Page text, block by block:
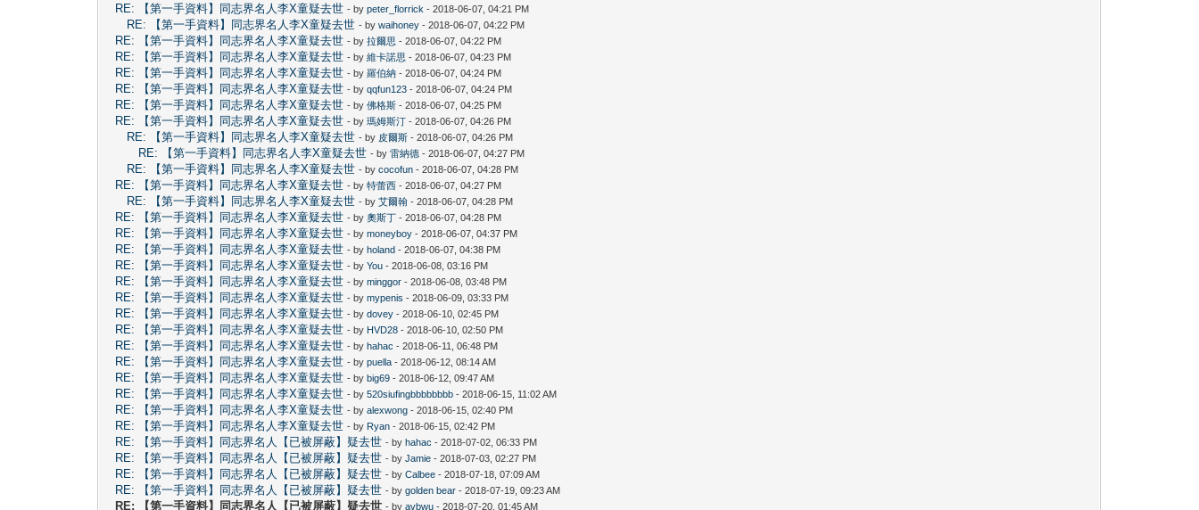
RE: 【第一手資料】同志界名人李X童疑去世 - bypeter_florrick - 2018-06-07, 04:21 PM
RE: 【第一手資料】同志界名人李X童疑去世 - bywaihoney - 2018-06-07, 04:22 PM
RE: 【第一手資料】同志界名人李X童疑去世 - by拉爾思 - 2018-06-07, 04:22 PM
RE: 【第一手資料】同志界名人李X童疑去世 - by維卡諾思 - 2018-06-07, 04:23 PM
RE: 【第一手資料】同志界名人李X童疑去世 - by羅伯納 - 2018-06-07, 04:24 PM
RE: 【第一手資料】同志界名人李X童疑去世 - byqqfun123 - 2018-06-07, 04:24 PM
RE: 【第一手資料】同志界名人李X童疑去世 - by佛格斯 - 2018-06-07, 04:25 PM
RE: 【第一手資料】同志界名人李X童疑去世 - by瑪姆斯汀 - 2018-06-07, 04:26 PM
RE: 【第一手資料】同志界名人李X童疑去世 - by 皮爾斯 - 2018-06-07, 04:26 PM
RE: 【第一手資料】同志界名人李X童疑去世 - by雷納德 - 2018-06-07, 04:27 PM
RE: 【第一手資料】同志界名人李X童疑去世 - bycocofun - 2018-06-07, 04:28 PM
RE: 【第一手資料】同志界名人李X童疑去世 - by特蕾西 - 2018-06-07, 04:27 PM
RE: 【第一手資料】同志界名人李X童疑去世 - by艾爾翰 - 2018-06-07, 04:28 PM
RE: 【第一手資料】同志界名人李X童疑去世 - by奧斯丁 - 2018-06-07, 04:28 PM
RE: 【第一手資料】同志界名人李X童疑去世 - bymoneyboy - 2018-06-07, 04:37 PM
RE: 【第一手資料】同志界名人李X童疑去世 - byholand - 2018-06-07, 04:38 PM
RE: 【第一手資料】同志界名人李X童疑去世 - byYou - 2018-06-08, 03:16 PM
RE: 【第一手資料】同志界名人李X童疑去世 - byminggor - 2018-06-08, 03:48 PM
RE: 【第一手資料】同志界名人李X童疑去世 - bymypenis - 2018-06-09, 03:33 PM
RE: 【第一手資料】同志界名人李X童疑去世 - bydovey - 2018-06-10, 02:45 PM
RE: 【第一手資料】同志界名人李X童疑去世 - by HVD28 - 2018-06-10, 02:50 PM
RE: 【第一手資料】同志界名人李X童疑去世 - byhahac - 2018-06-11, 06:48 PM
RE: 【第一手資料】同志界名人李X童疑去世 - bypuella - 2018-06-12, 08:14 AM
RE: 【第一手資料】同志界名人李X童疑去世 - bybig69 - 2018-06-12, 09:47 AM
RE: 【第一手資料】同志界名人李X童疑去世 - by520siufingbbbbbbbb - 2018-06-15, 11:02 AM
RE: 【第一手資料】同志界名人李X童疑去世 - byalexwong - 2018-06-15, 02:40 PM
RE: 【第一手資料】同志界名人李X童疑去世 - by Ryan - 2018-06-15, 02:42 PM
RE: 【第一手資料】同志界名人【已被屏蔽】疑去世 - byhahac - 2018-07-02, 06:33 PM
RE: 【第一手資料】同志界名人【已被屏蔽】疑去世 - byJamie - 2018-07-03, 02:27 PM
RE: 【第一手資料】同志界名人【已被屏蔽】疑去世 - byCalbee - 2018-07-18, 07:09 AM
RE: 【第一手資料】同志界名人【已被屏蔽】疑去世 - bygolden bear - 2018-07-19, 09:23 AM
RE: 【第一手資料】同志界名人【已被屏蔽】疑去世 - byavbwu - 2018-07-20, 01:45 AM